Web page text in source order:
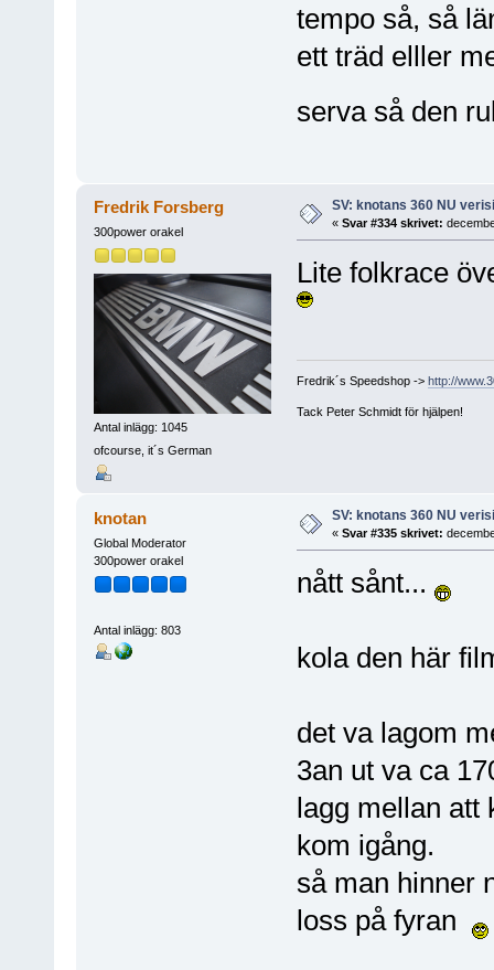
tempo så, så
ett träd elller
serva så den
Fredrik Forsberg
300power orakel
Antal inlägg: 1045
ofcourse, it´s German
SV: knotans 360 NU
« Svar #334 skrivet:
Lite folkrace
Fredrik´s Speedshop -> http://
Tack Peter Schmidt för hjälpen!
knotan
Global Moderator
300power orakel
Antal inlägg: 803
SV: knotans 360 NU
« Svar #335 skrivet:
nått sånt...
kola den här
det va lagom
3an ut va ca
lagg mellan att
kom igång.
så man hinner
loss på fyran